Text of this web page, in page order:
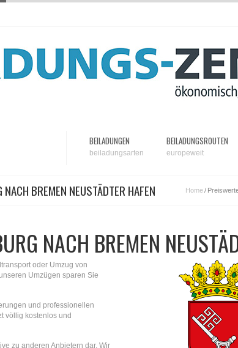
BEILADUNGEN
beiladungsarten
BEILADUNGSROUTEN
europeweit
BREMEN NEUSTÄDTER HAFEN Home/
NACH BREMEN
oder Umzug von
Umzügen sparen Sie
und professionellen
völlig kostenlos und
zu anderen Anbietern dar. Wir